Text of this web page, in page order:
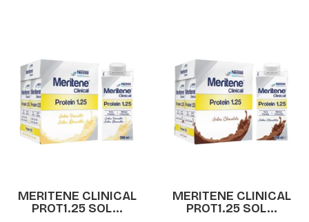
MERITENE CLINICAL
PROT1.25 SOL...
MERITENE CLINICAL
PROT1.25 SOL...